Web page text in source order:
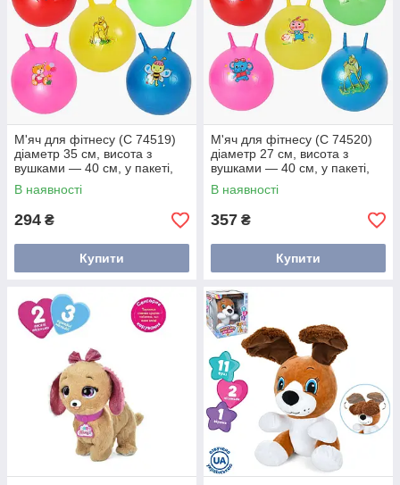
М'яч для фітнесу (C 74519)
діаметр 35 см, висота з
вушками — 40 см, у пакеті,
видається мікс
В наявності
294 ₴
Купити
М'яч для фітнесу (C 74520)
діаметр 27 см, висота з
вушками — 40 см, у пакеті,
видається мікс
В наявності
357 ₴
Купити